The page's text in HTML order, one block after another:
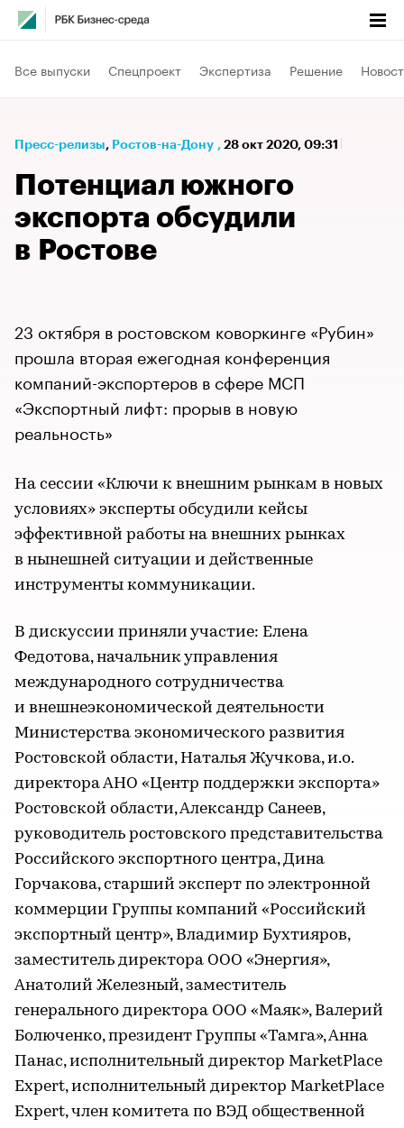
Все выпуски Спецпроект Экспертиза Решение
Пресс-релизы⁠, Ростов-на-Дону , 28 окт 2020, 09:31
Потенциал южного
экспорта обсудили
в Ростове
23 октября в ростовском коворкинге «Рубин»
прошла вторая ежегодная конференция
компаний-экспортеров в сфере МСП
«Экспортный лифт: прорыв в новую
реальность»
На сессии «Ключи к внешним рынкам в новых
условиях» эксперты обсудили кейсы
эффективной работы на внешних рынках
в нынешней ситуации и действенные
инструменты коммуникации.
В дискуссии приняли участие: Елена
Федотова, начальник управления
международного сотрудничества
и внешнеэкономической деятельности
Министерства экономического развития
Ростовской области, Наталья Жучкова, и.о.
директора АНО «Центр поддержки экспорта»
Ростовской области, Александр Санеев,
руководитель ростовского представительства
Российского экспортного центра, Дина
Горчакова, старший эксперт по электронной
коммерции Группы компаний «Российский
экспортный центр», Владимир Бухтияров,
заместитель директора ООО «Энергия»,
Анатолий Железный, заместитель
генерального директора ООО «Маяк», Валерий
Болюченко, президент Группы «Тамга», Анна
Панас, исполнительный директор MarketPlace
Expert, исполнительный директор MarketPlace
Expert, член комитета по ВЭД общественной